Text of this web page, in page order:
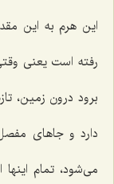
این هرم به این
رفته است یعنی
برود درون زمین،
دارد و جاهای
می‌شود، تمام